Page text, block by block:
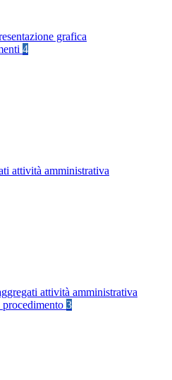
grafica
4
attività amministrativa
attività amministrativa
3